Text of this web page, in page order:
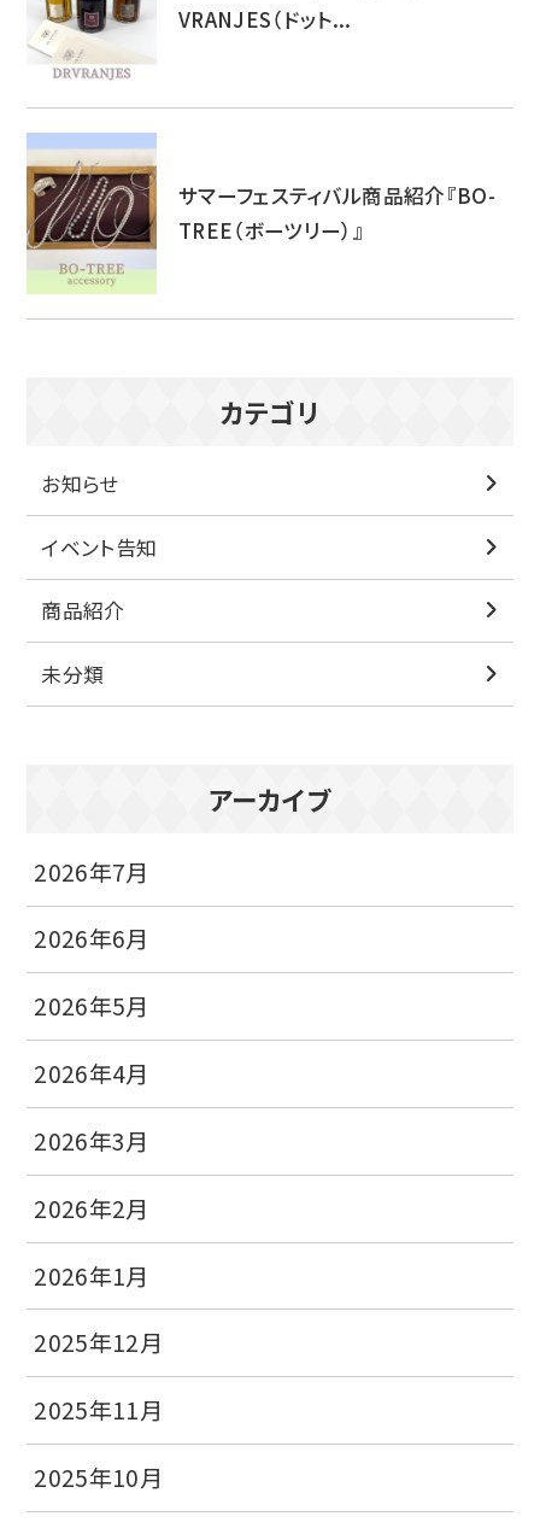
VRANJES（ドット...
サマーフェスティバル商品紹介『BO-
TREE（ボーツリー）』
カテゴリ
お知らせ
イベント告知
商品紹介
未分類
アーカイブ
2026年7月
2026年6月
2026年5月
2026年4月
2026年3月
2026年2月
2026年1月
2025年12月
2025年11月
2025年10月